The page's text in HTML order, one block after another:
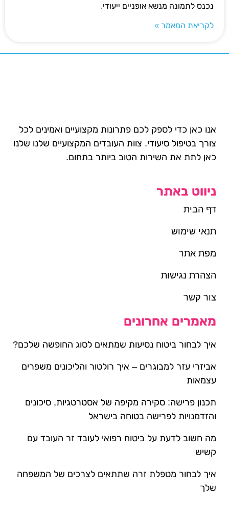
נכנס לתמונה מנשא אופניים ייעודי.
לקריאת המאמר »
אנו כאן כדי לספק לכם פתרונות מקצועיים ואמינים לכל
צורך בטיפול סיעודי. צוות העובדים המקצועיים שלנו שלנו
כאן לתת את השירות הטוב ביותר בתחום.
ניווט באתר
דף הבית
תנאי שימוש
מפת אתר
הצהרת נגישות
צור קשר
מאמרים אחרונים
איך לבחור ביטוח נסיעות שמתאים לסוג החופשה שלכם?
אביזרי עזר למבוגרים – איך רולטור והליכונים משפרים
עצמאות
תכנון פרישה: סקירה מקיפה של אסטרטגיות, סיכונים
והזדמנויות לפרישה בטוחה בישראל
מה חשוב לדעת על ביטוח רפואי לעובד זר העובד עם
קשיש
איך לבחור מטפלת זרה שתתאים לצרכים של המשפחה
שלך